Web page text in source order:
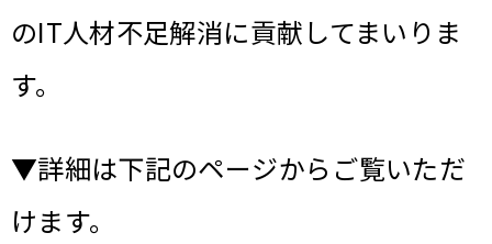
のIT人材不足解消に貢献してまいりま
す。
▼詳細は下記のページからご覧いただ
けます。